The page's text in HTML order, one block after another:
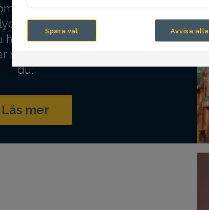
vågar utmana status quo och
De söker ständigt efter sätt
hjälpa oss att förändra gruv- och
med människor. Människor som
du.
Läs mer
Spara val Avvisa alla